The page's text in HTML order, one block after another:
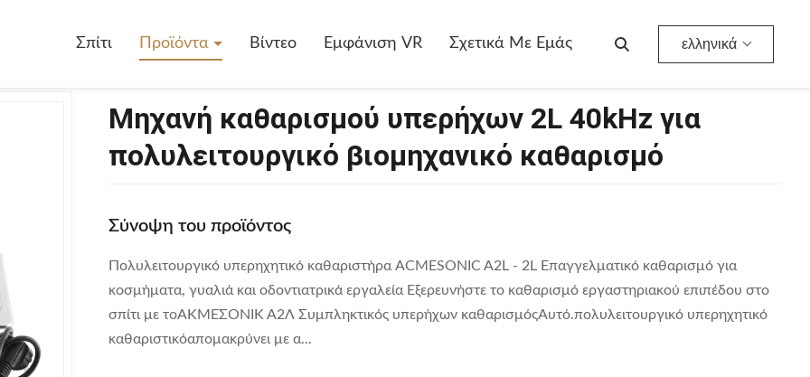
Σπίτι Προϊόντα Βίντεο Εμφάνιση VR Σχετικά Με Εμάς ελληνικά
Μηχανή καθαρισμού υπερήχων 2L 40kHz για
πολυλειτουργικό βιομηχανικό καθαρισμό
Σύνοψη του προϊόντος
Πολυλειτουργικό υπερηχητικό καθαριστήρα ACMESONIC A2L - 2L Επαγγελματικό καθαρισμό για
κοσμήματα, γυαλιά και οδοντιατρικά εργαλεία Εξερευνήστε το καθαρισμό εργαστηριακού επιπέδου στο
σπίτι με τοΑΚΜΕΣΟΝΙΚ Α2Λ Συμπληκτικός υπερήχων καθαρισμόςΑυτό.πολυλειτουργικό υπερηχητικό
καθαριστικόαπομακρύνει με α...